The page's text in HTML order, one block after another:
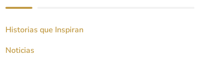
Historias que Inspiran
Noticias